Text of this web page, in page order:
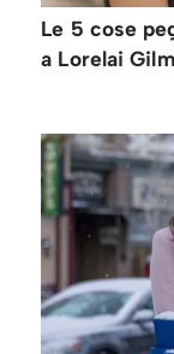
Le 5 cose
a Lorelai